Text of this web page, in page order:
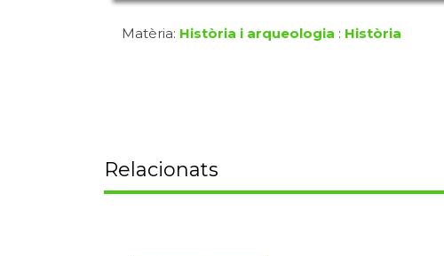
Matèria: Història i arqueologia : Història
Relacionats